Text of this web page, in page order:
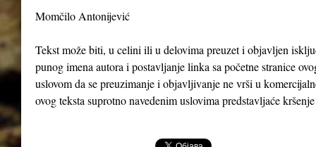
Momčilo Antonijević
Tekst može biti, u celini ili u delovima preuzet i objavljen
punog imena autora i postavljanje linka sa početne stranice
uslovom da se preuzimanje i objavljivanje ne vrši u
ovog teksta suprotno navedenim uslovima predstavljaće